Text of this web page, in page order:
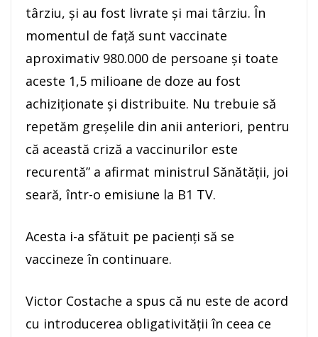
târziu, şi au fost livrate şi mai târziu. În
momentul de faţă sunt vaccinate
aproximativ 980.000 de persoane şi toate
aceste 1,5 milioane de doze au fost
achiziţionate şi distribuite. Nu trebuie să
repetăm greşelile din anii anteriori, pentru
că această criză a vaccinurilor este
recurentă” a afirmat ministrul Sănătăţii, joi
seară, într-o emisiune la B1 TV.
Acesta i-a sfătuit pe pacienţi să se
vaccineze în continuare.
Victor Costache a spus că nu este de acord
cu introducerea obligativităţii în ceea ce